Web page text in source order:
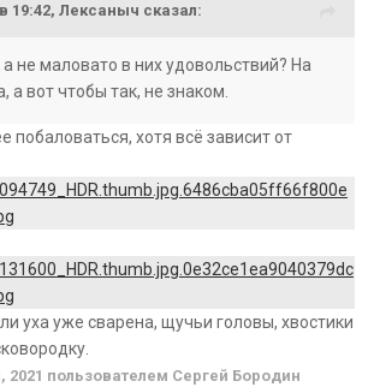
19:42, Лексаныч сказал:
не маловато в них удовольствий? На
а вот чтобы так, не знаком.
побаловаться, хотя всё зависит от
уха уже сварена, щучьи головы, хвостики
2021 пользователем Сергей Бородин